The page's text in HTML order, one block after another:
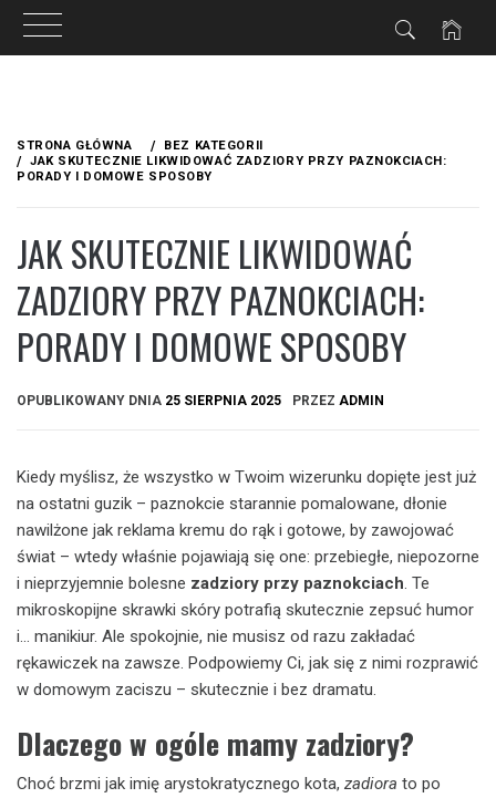
treści
STRONA GŁÓWNA
BEZ KATEGORII
JAK SKUTECZNIE LIKWIDOWAĆ ZADZIORY PRZY PAZNOKCIACH:
PORADY I DOMOWE SPOSOBY
JAK SKUTECZNIE LIKWIDOWAĆ
ZADZIORY PRZY PAZNOKCIACH:
PORADY I DOMOWE SPOSOBY
OPUBLIKOWANY DNIA 25 SIERPNIA 2025 PRZEZ ADMIN
Kiedy myślisz, że wszystko w Twoim wizerunku dopięte jest już
na ostatni guzik – paznokcie starannie pomalowane, dłonie
nawilżone jak reklama kremu do rąk i gotowe, by zawojować
świat – wtedy właśnie pojawiają się one: przebiegłe, niepozorne
i nieprzyjemnie bolesne zadziory przy paznokciach. Te
mikroskopijne skrawki skóry potrafią skutecznie zepsuć humor
i… manikiur. Ale spokojnie, nie musisz od razu zakładać
rękawiczek na zawsze. Podpowiemy Ci, jak się z nimi rozprawić
w domowym zaciszu – skutecznie i bez dramatu.
Dlaczego w ogóle mamy zadziory?
Choć brzmi jak imię arystokratycznego kota, zadiora to po